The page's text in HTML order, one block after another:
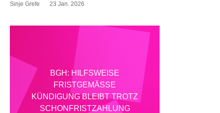
Sinje Grefe 23 Jan. 2026
BGH: HILFSWEISE
FRISTGEMÄSSE K
ÜNDIGUNG BLEIBT TROTZ S
CHONFRISTZAHLUNG W